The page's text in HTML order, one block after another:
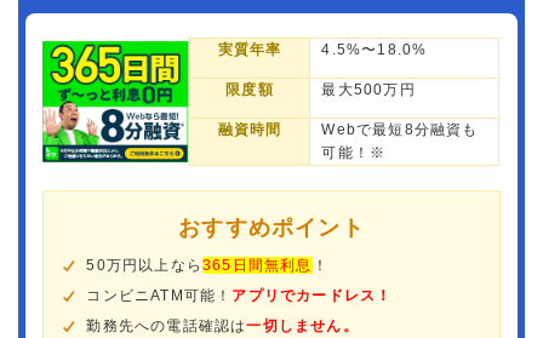
実質年率 4.5%〜18.0%
限度額 最大500万円
融資時間
Webで最短8分融資も
可能！※
おすすめポイント
50万円以上なら365日間無利息 ！
コンビニATM可能！ アプリでカードレス！
勤務先への電話確認は一切しません。